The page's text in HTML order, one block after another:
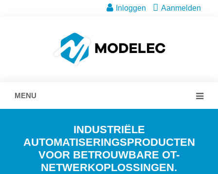
Inloggen Aanmelden
MENU
INDUSTRIËLE
AUTOMATISERINGSPRODUCTEN
VOOR BETROUWBARE OT-
NETWERKOPLOSSINGEN.